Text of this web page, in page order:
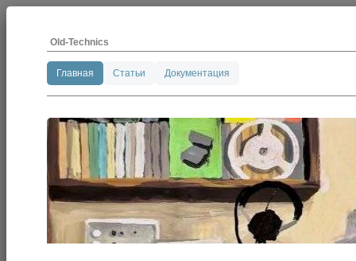
Old-Technics
Главная Статьи Документация